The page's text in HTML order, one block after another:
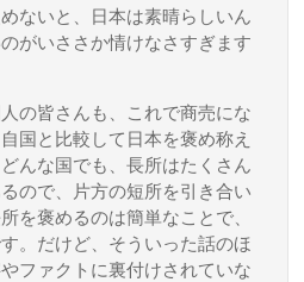
ないと、日本は素晴らしいん
がいささか情けなさすぎます
の皆さんも、これで商売にな
国と比較して日本を褒め称え
んな国でも、長所はたくさん
ので、片方の短所を引き合い
を褒めるのは簡単なことで、
。だけど、そういった話のほ
ファクトに裏付けされていな